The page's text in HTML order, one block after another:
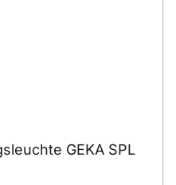
GEKA SPL